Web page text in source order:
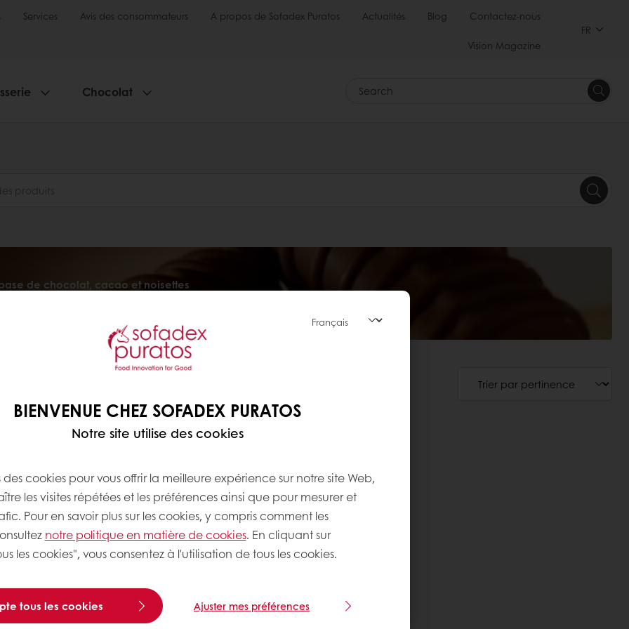
Services Avis des consommateurs A propos de Sofadex Puratos Actualités Blog Contactez-nous
Vision Magazine
FR
Chocolat Search
de chocolat, cacao et noisettes
Nutolade
et noisettes sans
pâtisserie
BIENVENUE CHEZ SOFADEX PURATOS
Notre site utilise des cookies
des cookies pour vous offrir la meilleure expérience sur notre site Web,
les visites répétées et les préférences ainsi que pour mesurer et
Pour en savoir plus sur les cookies, y compris comment les
notre politique en matière de cookies. En cliquant sur
les cookies", vous consentez à l'utilisation de tous les cookies.
tous les cookies Ajuster mes préférences